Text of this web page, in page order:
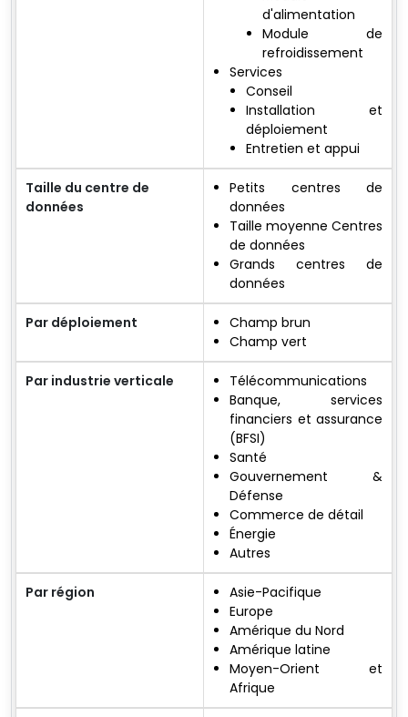
d'alimentation
Module de
refroidissement
Services
Conseil
Installation et
déploiement
Entretien et appui
Taille du centre de
données
Petits centres de
données
Taille moyenne Centres
de données
Grands centres de
données
Par déploiement
Champ brun
Champ vert
Par industrie verticale
Télécommunications
Banque, services
financiers et assurance
(BFSI)
Santé
Gouvernement &
Défense
Commerce de détail
Énergie
Autres
Par région
Asie-Pacifique
Europe
Amérique du Nord
Amérique latine
Moyen-Orient et
Afrique